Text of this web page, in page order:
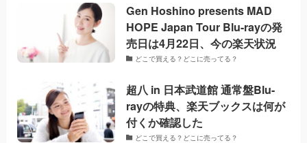
Gen Hoshino presents MAD
HOPE Japan Tour Blu-rayの発
売日は4月22日、今の楽天状況
どこで買える？どこに売ってる？
超八 in 日本武道館 通常盤Blu-
rayの特典、楽天ブックスは何が
付くか確認した
どこで買える？どこに売ってる？